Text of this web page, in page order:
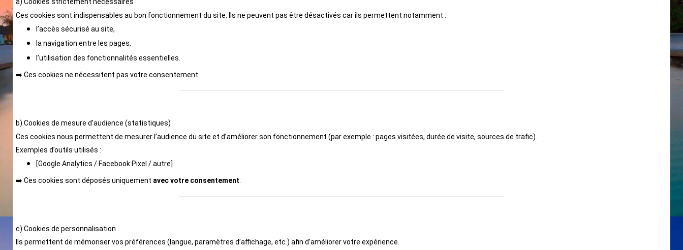
Ces cookies sont indispensables au bon fonctionnement du site. Ils ne peuvent pas être désactivés car ils permettent notamment :
l’accès sécurisé au site,
la navigation entre les pages,
l’utilisation des fonctionnalités essentielles.
➡️ Ces cookies ne nécessitent pas votre consentement.
b) Cookies de mesure d’audience (statistiques)
Ces cookies nous permettent de mesurer l’audience du site et d’améliorer son fonctionnement (par exemple : pages visitées, durée de visite, sources de trafic).
Exemples d’outils utilisés :
[Google Analytics / Facebook Pixel / autre]
➡️ Ces cookies sont déposés uniquement avec votre consentement
c) Cookies de personnalisation
Ils permettent de mémoriser vos préférences (langue, paramètres d’affichage, etc.) afin d’améliorer votre expérience.